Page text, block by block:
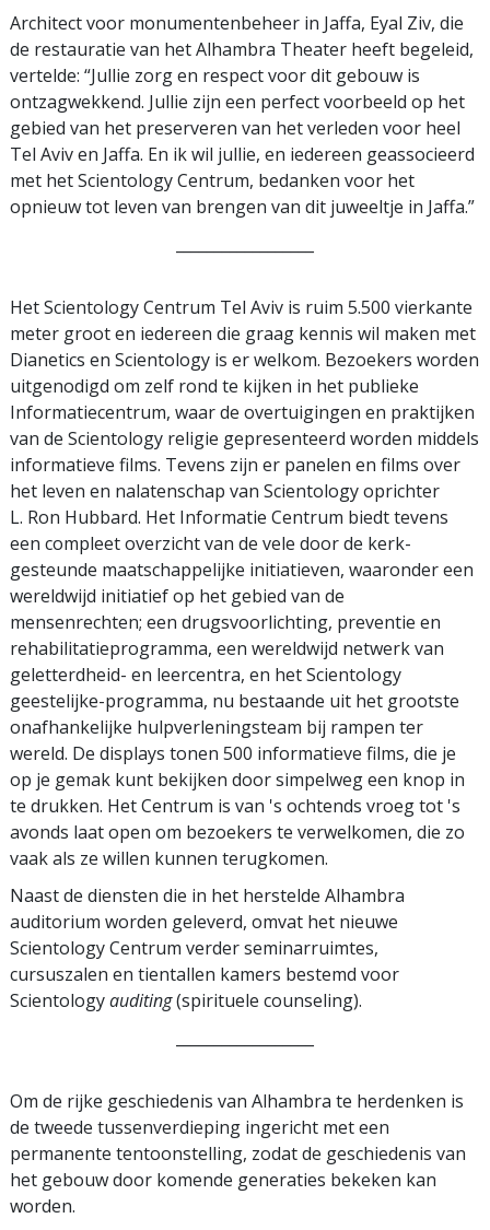
Architect voor monumentenbeheer in Jaffa, Eyal Ziv, die
de restauratie van het Alhambra Theater heeft begeleid,
vertelde: “Jullie zorg en respect voor dit gebouw is
ontzagwekkend. Jullie zijn een perfect voorbeeld op het
gebied van het preserveren van het verleden voor heel
Tel Aviv en Jaffa. En ik wil jullie, en iedereen geassocieerd
met het Scientology Centrum, bedanken voor het
opnieuw tot leven van brengen van dit juweeltje in Jaffa.”
Het Scientology Centrum Tel Aviv is ruim 5.500 vierkante
meter groot en iedereen die graag kennis wil maken met
Dianetics en Scientology is er welkom. Bezoekers worden
uitgenodigd om zelf rond te kijken in het publieke
Informatiecentrum, waar de overtuigingen en praktijken
van de Scientology religie gepresenteerd worden middels
informatieve films. Tevens zijn er panelen en films over
het leven en nalatenschap van Scientology oprichter
L. Ron Hubbard. Het Informatie Centrum biedt tevens
een compleet overzicht van de vele door de kerk-
gesteunde maatschappelijke initiatieven, waaronder een
wereldwijd initiatief op het gebied van de
mensenrechten; een drugsvoorlichting, preventie en
rehabilitatieprogramma, een wereldwijd netwerk van
geletterdheid- en leercentra, en het Scientology
geestelijke-programma, nu bestaande uit het grootste
onafhankelijke hulpverleningsteam bij rampen ter
wereld. De displays tonen 500 informatieve films, die je
op je gemak kunt bekijken door simpelweg een knop in
te drukken. Het Centrum is van 's ochtends vroeg tot 's
avonds laat open om bezoekers te verwelkomen, die zo
vaak als ze willen kunnen terugkomen.
Naast de diensten die in het herstelde Alhambra
auditorium worden geleverd, omvat het nieuwe
Scientology Centrum verder seminarruimtes,
cursuszalen en tientallen kamers bestemd voor
Scientologyauditing(spirituele counseling).
Om de rijke geschiedenis van Alhambra te herdenken is
de tweede tussenverdieping ingericht met een
permanente tentoonstelling, zodat de geschiedenis van
het gebouw door komende generaties bekeken kan
worden.